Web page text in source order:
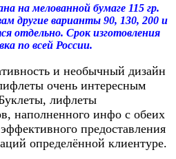
на мелованной бумаге 115 гр.
другие варианты 90, 130, 200 и
отдельно. Срок изготовления
по всей России.
и необычный дизайн
очень интересным
лифлеты
наполненного инфо с обеих
предоставления
определённой клиентуре.